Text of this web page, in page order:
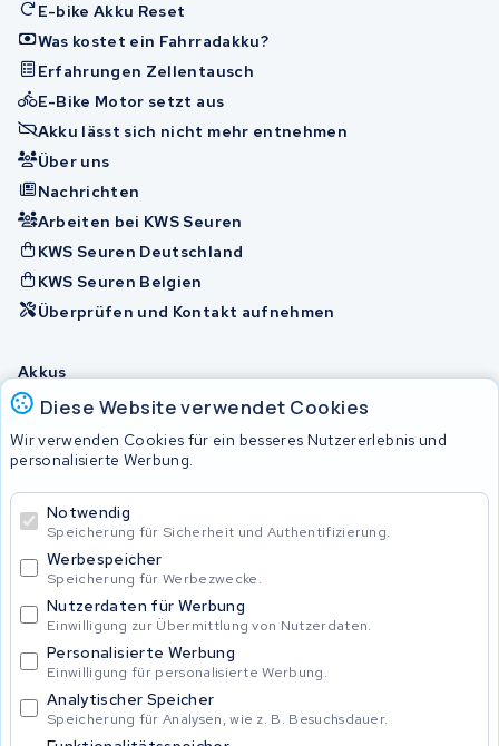
Diese Website verwendet Cookies
Wir verwenden Cookies für ein besseres Nutzererlebnis und
personalisierte Werbung.
Notwendig
Speicherung für Sicherheit und Authentifizierung.
Werbespeicher
Speicherung für Werbezwecke.
Nutzerdaten für Werbung
Einwilligung zur Übermittlung von Nutzerdaten.
Personalisierte Werbung
Einwilligung für personalisierte Werbung.
Analytischer Speicher
Speicherung für Analysen, wie z. B. Besuchsdauer.
E-bike Akku Reset
Was kostet ein Fahrradakku?
Erfahrungen Zellentausch
E-Bike Motor setzt aus
Akku lässt sich nicht mehr entnehmen
Über uns
Nachrichten
Arbeiten bei KWS Seuren
KWS Seuren Deutschland
KWS Seuren Belgien
Überprüfen und Kontakt aufnehmen
Akkus
© 2026 KWS Seuren
Privacy Policy